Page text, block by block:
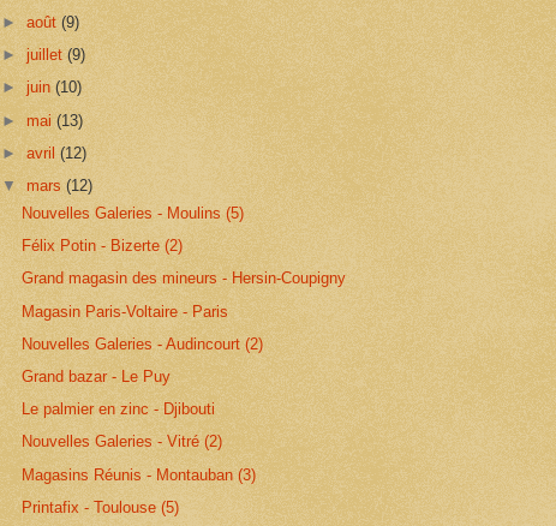
►août(9)
►juillet(9)
►juin(10)
►mai(13)
►avril(12)
▼mars(12)
Nouvelles Galeries - Moulins (5)
Félix Potin - Bizerte (2)
Grand magasin des mineurs - Hersin-Coupigny
Magasin Paris-Voltaire - Paris
Nouvelles Galeries - Audincourt (2)
Grand bazar - Le Puy
Le palmier en zinc - Djibouti
Nouvelles Galeries - Vitré (2)
Magasins Réunis - Montauban (3)
Printafix - Toulouse (5)